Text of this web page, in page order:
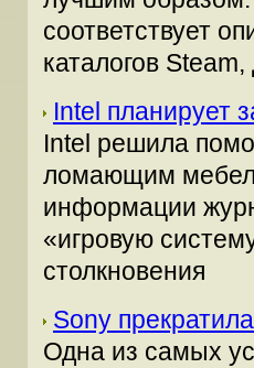
соответствует
каталогов
Intel планирует
Intel решила
ломающим
информации
«игровую
столкновения
Sony
Одна из самых